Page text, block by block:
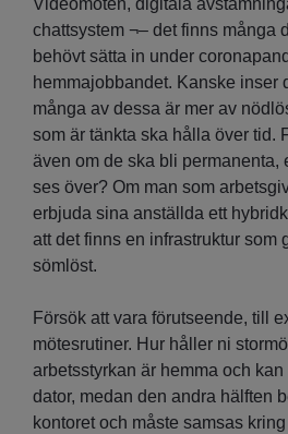
Videomöten, digitala
chattsystem ¬– det finns många
behövt sätta in under
hemmajobbandet. Kanske inser
många av dessa är mer av
som är tänkta ska hålla över tid.
även om de ska bli permanenta,
ses över? Om man som
erbjuda sina anställda ett
att det finns en infrastruktur som
sömlöst.
Försök att vara förutseende, till
mötesrutiner. Hur håller ni
arbetsstyrkan är hemma och
dator, medan den andra hälften
kontoret och måste samsas